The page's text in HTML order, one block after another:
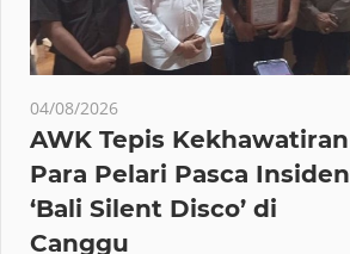
04/08/2026
AWK Tepis Kekhawatiran
Para Pelari Pasca Insiden
‘Bali Silent Disco’ di
Canggu